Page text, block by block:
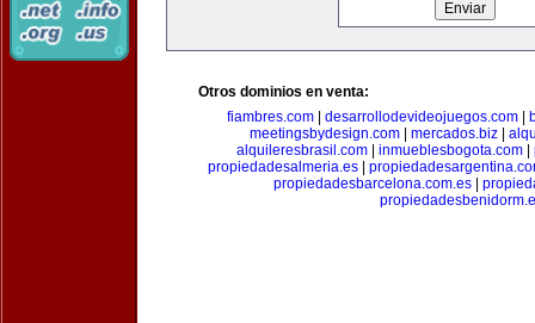
Otros dominios en venta:
fiambres.com| desarrollodevideojuegos.com|
meetingsbydesign.com| mercados.biz|
alquileresbrasil.com| inmueblesbogota.com|
propiedadesalmeria.es
propiedadesbarcelona.com.es|